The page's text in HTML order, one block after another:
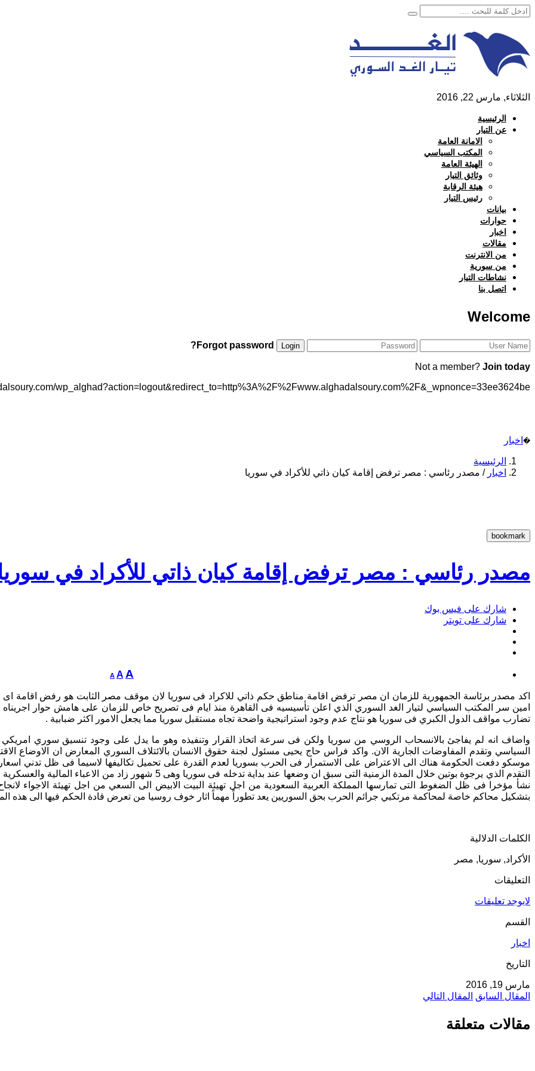
الثلاثاء, مارس 22, 2016
الرئيسية
عن التيار
الامانة العامة
المكتب السياسي
الهيئة العامة
وثائق التيار
هيئة الرقابة
رئيس التيار
بيانات
حوارات
اخبار
مقالات
من الانترنت
من سورية
نشاطات التيار
اتصل بنا
Welcome
Forgot password?
Not a member? Join today
wp_alghad?action=logout&redirect_to=http%3A%2F%2Fwww.alghadalsoury.com%2F&_wpnonce=33ee3624be
� اخبار
الرئيسية
اخبار / مصدر رئاسي : مصر ترفض إقامة كيان ذاتي للأكراد في سوريا
مصدر رئاسي : مصر ترفض إقامة كيان ذاتي للأكراد في
شارك على فيس بوك
شارك على تويتر
A A A
اكد مصدر برئاسة الجمهورية للزمان ان مصر ترفض اقامة مناطق حكم ذاتي للاكراد فى سوريا لان موقف مصر الثابت هو رفض اقامة اى
امين سر المكتب السياسي لتيار الغد السوري الذي اعلن تأسيسيه فى القاهرة منذ ايام فى تصريح خاص للزمان على هامش حوار
تضارب مواقف الدول الكبري فى سوريا هو نتاج عدم وجود استراتيجية واضحة تجاه مستقبل سوريا مما يجعل الامور اكثر ضبابية .
واضاف انه لم يفاجئ بالانسحاب الروسي من سوريا ولكن فى سرعة اتخاذ القرار وتنفيذه وهو ما يدل على وجود تنسيق سوري
موسكو دفعت الحكومة هناك الى الاعتراض على الاستمرار فى الحرب بسوريا لعدم القدرة على تحميل تكاليفها لاسيما فى ظل تدني
التقدم الذي يرجوة بوتين خلال المدة الزمنية التى سبق ان وضعها عند
نشأ مؤخرا فى ظل الضغوط التى تمارسها المملكة العربية السعودية من اجل تهيئة البيت الابيض الى السعي من اجل تهيئة الاجواء
بتشكيل محاكم خاصة لمحاكمة مرتكبي جرائم الحرب بحق السوريين يعد تطوراً مهماً اثار خوف روسيا من تعرض قادة الحكم فيها الى هذه
الكلمات الدلالية
الأكراد, سوريا, مصر
التعليقات
لايوجد تعليقات
القسم
اخبار
التاريخ
مارس 19, 2016
المقال السابق المقال التالي
مقالات متعلقة